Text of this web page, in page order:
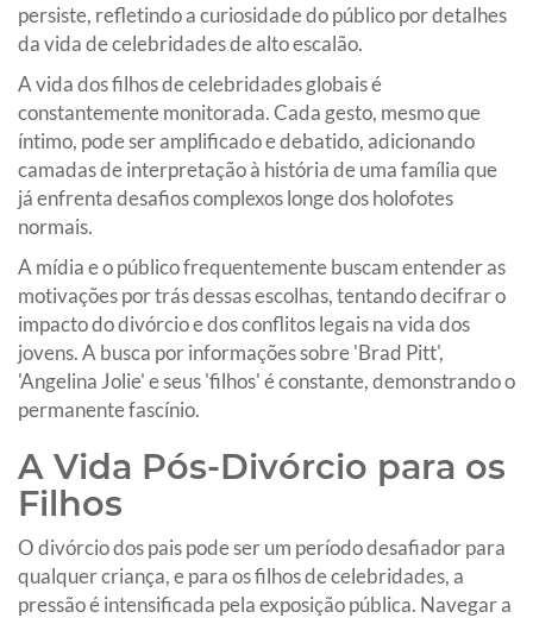
persiste, refletindo a curiosidade do público por detalhes
da vida de celebridades de alto escalão.
A vida dos filhos de celebridades globais é
constantemente monitorada. Cada gesto, mesmo que
íntimo, pode ser amplificado e debatido, adicionando
camadas de interpretação à história de uma família que
já enfrenta desafios complexos longe dos holofotes
normais.
A mídia e o público frequentemente buscam entender as
motivações por trás dessas escolhas, tentando decifrar o
impacto do divórcio e dos conflitos legais na vida dos
jovens. A busca por informações sobre 'Brad Pitt',
'Angelina Jolie' e seus 'filhos' é constante, demonstrando o
permanente fascínio.
A Vida Pós-Divórcio para os
Filhos
O divórcio dos pais pode ser um período desafiador para
qualquer criança, e para os filhos de celebridades, a
pressão é intensificada pela exposição pública. Navegar a